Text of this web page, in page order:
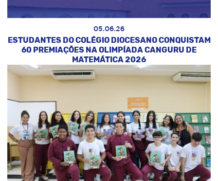
05.06.26
ESTUDANTES DO COLÉGIO DIOCESANO CONQUISTAM
60 PREMIAÇÕES NA OLIMPÍADA CANGURU DE
MATEMÁTICA 2026